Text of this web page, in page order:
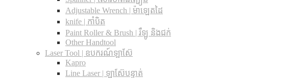
Adjustable Wrench |​ ម៉ាឡេតដៃ
knife | កាំបិត
Paint Roller & Brush | រឺឡូ និងជក់
Other Handtool
Laser Tool | ឧបករណ៍ឡាស៊ែ
Kapro
Line Laser | ឡាស៊ែបន្ទាត់